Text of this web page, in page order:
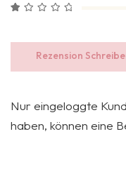
Rezension
Nur eingeloggte
haben, können eine